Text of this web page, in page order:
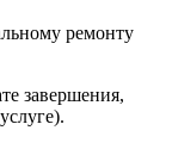
ремонту
завершения,